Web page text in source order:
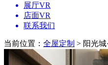
展厅VR
店面VR
联系我们
当前位置： 全屋定制 > 阳光城